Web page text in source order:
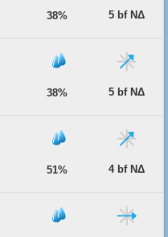
38% 5 bf ΝΔ
38% 5 bf ΝΔ
51% 4 bf ΝΔ